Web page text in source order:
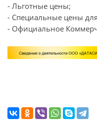
- Льготные цены;
- Специальные цены
- Официальное